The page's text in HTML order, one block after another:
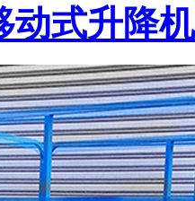
动式升降机